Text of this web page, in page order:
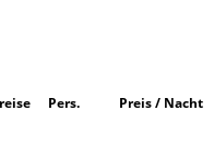
Pers. Preis / Nacht